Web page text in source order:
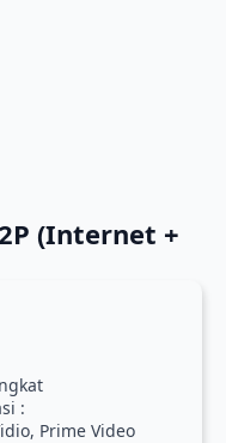
(Internet +
:
Prime Video